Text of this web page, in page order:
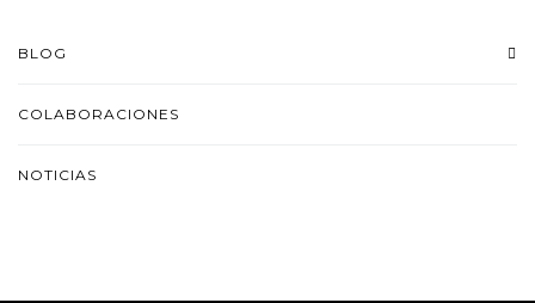
BLOG
COLABORACIONES
NOTICIAS